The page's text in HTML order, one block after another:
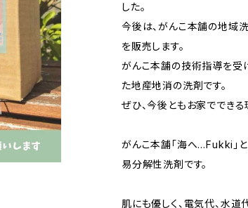
した。
今後は、がんこ本舗の地域
を販売します。
がんこ本舗の技術指導を受
た地産地消の洗剤です。
ぜひ、今後ともお家ででき
がんこ本舗「海へ…Fukki」
易分解性洗剤です。
肌にも優しく、電気代、水